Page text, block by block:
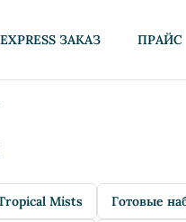
EXPRESS ЗАКАЗ ПРАЙС
Mists Готовые